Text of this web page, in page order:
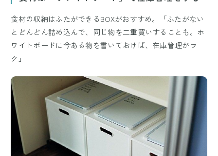
食材の収納はふたができるBOXがおすすめ。「ふたがない
とどんどん詰め込んで、同じ物を二重買いすることも。ホ
ワイトボードに今ある物を書いておけば、在庫管理がラ
ク」